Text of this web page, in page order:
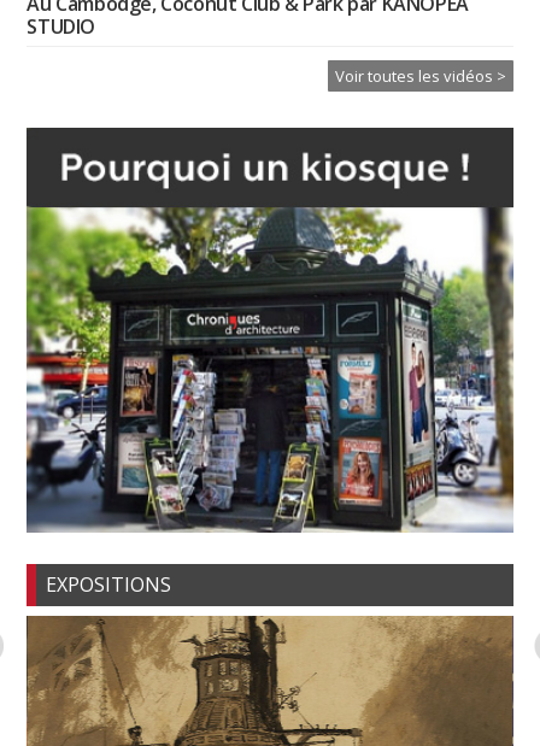
STUDIO
Voir toutes les vidéos >
EXPOSITIONS